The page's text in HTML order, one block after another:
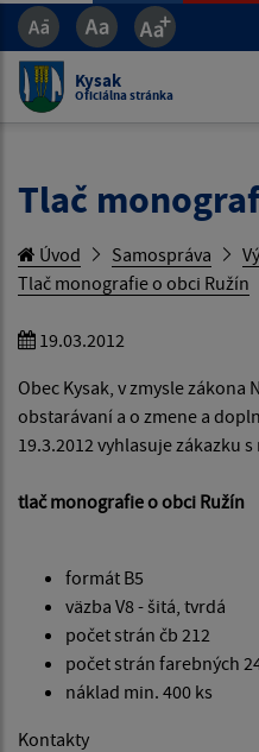
Kysak
Oficiálna stránka
Tlač
Úvod Samospráva
Tlač monografie o obci Ružín
19.03.2012
Obec Kysak, v zmysle zákona
obstarávaní a o zmene a
19.3.2012 vyhlasuje zákazku
tlač monografie o obci Ružín
formát B5
väzba V8 - šitá, tvrdá
počet strán čb 212
počet strán farebných
náklad min. 400 ks
Kontakty